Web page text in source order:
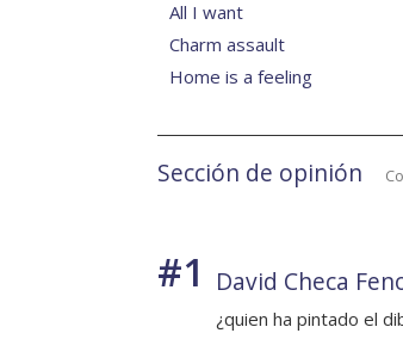
All I want
Charm assault
Home is a feeling
Sección de opinión
#1 David Checa
¿quien ha pintado el